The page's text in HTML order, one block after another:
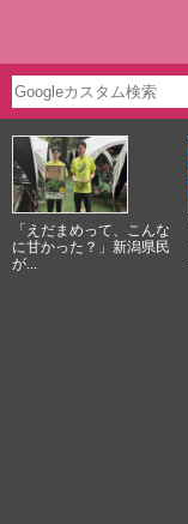
「えだまめって、こんな
に甘かった？」新潟県民
が...